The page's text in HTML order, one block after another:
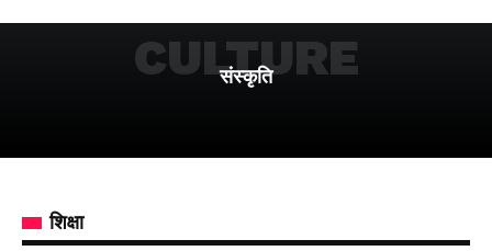
संस्कृति
CULTURE
शिक्षा